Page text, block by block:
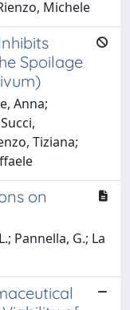
Michele
Spoilage
Anna;
Tiziana;
on
Pannella, G.; La